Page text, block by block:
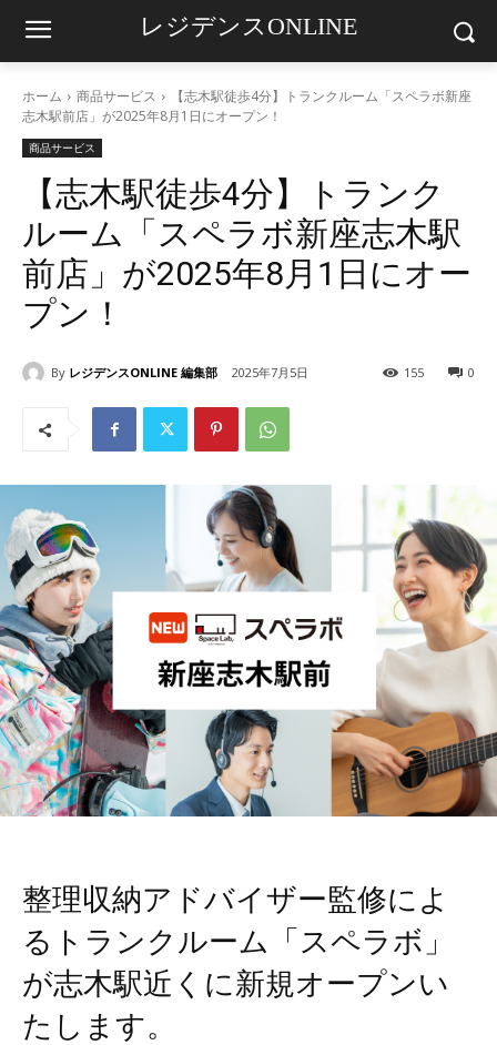
レジデンスONLINE
ホーム 商品サービス
【志木駅徒歩4分】トランクルーム「スペラボ新座
志木駅前店」が2025年8月1日にオープン！
商品サービス
【志木駅徒歩4分】トランク
ルーム「スペラボ新座志木駅
前店」が2025年8月1日にオー
プン！
By レジデンスONLINE 編集部 2025年7月5日 0
155
整理収納アドバイザー監修によ
るトランクルーム「スペラボ」
が志木駅近くに新規オープンい
たします。